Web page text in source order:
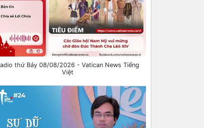
thứ Bảy 08/08/2026 - Vatican News Tiếng
Việt